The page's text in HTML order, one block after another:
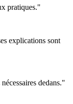
pratiques."
explications sont
dedans."